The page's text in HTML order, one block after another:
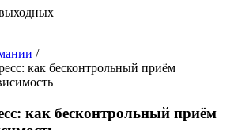
выходных
/
как бесконтрольный приём
как бесконтрольный приём